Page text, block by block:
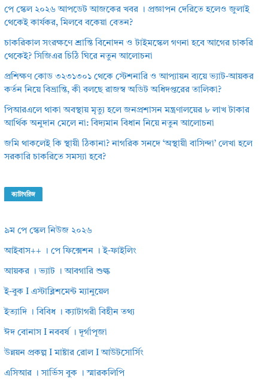
পে স্কেল ২০২৬ আপডেট আজকের খবর । প্রজ্ঞাপন দেরিতে হলেও জুলাই
থেকেই কার্যকর, মিলবে বকেয়া বেতন?
চাকরিকাল সংরক্ষণে শ্রান্তি বিনোদন ও টাইমস্কেল গণনা হবে আগের চাকরি
থেকেই? সিজিএর চিঠি ঘিরে নতুন আলোচনা
প্রশিক্ষণ কোড ৩২৩১৩০১ থেকে স্টেশনারি ও আপ্যায়ন ব্যয়ে ভ্যাট-আয়কর
কর্তন নিয়ে বিভ্রান্তি, কী বলছে রাজস্ব অডিট অধিদপ্তরের তালিকা?
পিআরএলে থাকা অবস্থায় মৃত্যু হলে জনপ্রশাসন মন্ত্রণালয়ের ৮ লাখ টাকার
আর্থিক অনুদান মেলে না: বিদ্যমান বিধান নিয়ে নতুন আলোচনা
জমি থাকলেই কি স্থায়ী ঠিকানা? নাগরিক সনদে ‘অস্থায়ী বাসিন্দা’ লেখা হলে
সরকারি চাকরিতে সমস্যা হবে?
ক্যাটাগরিজ
৯ম পে স্কেল নিউজ ২০২৬
আইবাস++ । পে ফিক্সেশন । ই-ফাইলিং
আয়কর । ভ্যাট । আবগারি শুল্ক
ই-বুক I এস্টাব্লিশমেন্ট ম্যানুয়েল
ইত্যাদি । বিবিধ । ক্যাটাগরী বিহীন তথ্য
ঈদ বোনাস I নববর্ষ । দূর্গাপূজা
উন্নয়ন প্রকল্প I মাষ্টার রোল I আউটসোর্সিং
এসিআর । সার্ভিস বুক । স্মারকলিপি